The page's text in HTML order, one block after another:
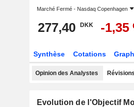
Marché Fermé - Nasdaq Copenhagen
277,40 DKK -1,35
Synthèse Cotations
Opinion des Analystes
Evolution de l'Objectif